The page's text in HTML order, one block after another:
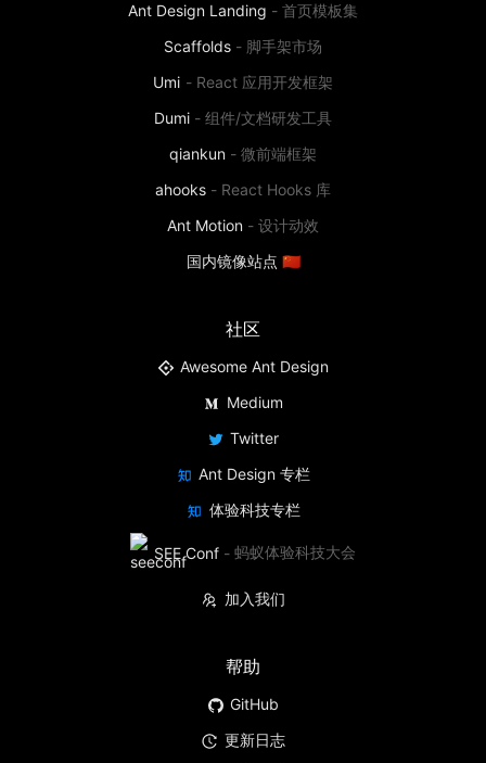
Ant Design Landing - 首页模板集
Scaffolds - 脚手架市场
Umi - React 应用开发框架
Dumi - 组件/文档研发工具
qiankun - 微前端框架
ahooks - React Hooks 库
Ant Motion - 设计动效
国内镜像站点 🇨🇳
社区
Awesome Ant Design
Medium
Twitter
Ant Design 专栏
体验科技专栏
SEE Conf - 蚂蚁体验科技大会
加入我们
帮助
GitHub
更新日志